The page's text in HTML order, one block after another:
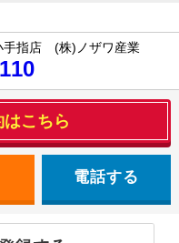
手指店 (株)ノザワ産業
こちら
電話する